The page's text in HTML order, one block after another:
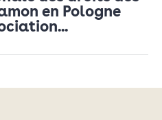
en Pologne